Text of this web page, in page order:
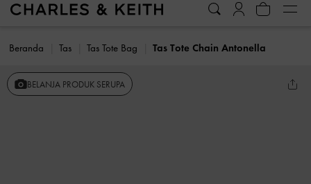
Beranda Tas Tas Tote Bag Tas Tote Chain Antonella
BELANJA PRODUK SERUPA